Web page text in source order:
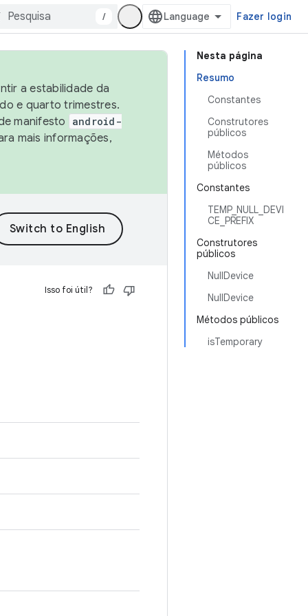
/ Fazer login
Nesta página
Resumo
Constantes
Construtores
públicos
Métodos
públicos
Constantes
TEMP_NULL_DEVI
CE_PREFIX
Construtores
públicos
NullDevice
NullDevice
Métodos públicos
isTemporary
a estabilidade da
e quarto trimestres.
manifesto
android-
mais informações,
Isso foi útil?